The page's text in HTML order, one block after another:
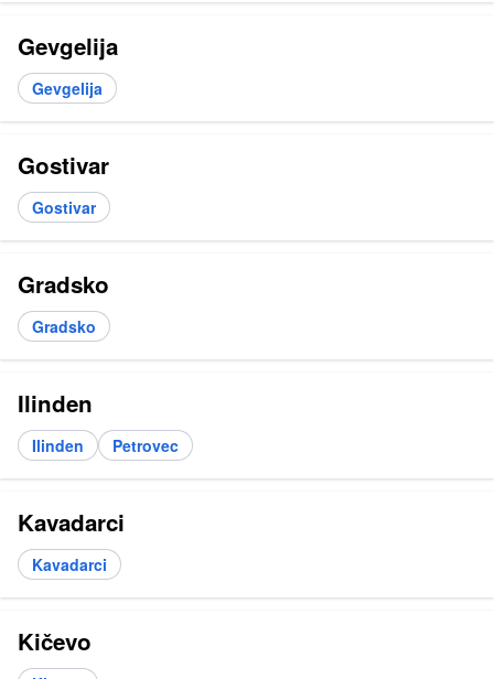
Gevgelija
Gevgelija
Gostivar
Gostivar
Gradsko
Gradsko
Ilinden
Ilinden Petrovec
Kavadarci
Kavadarci
Kičevo